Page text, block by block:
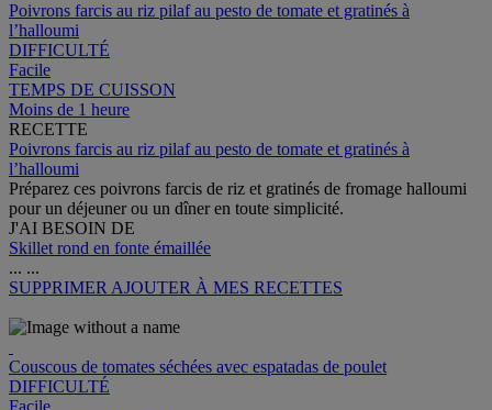
Poivrons farcis au riz pilaf au pesto de tomate et gratinés à
l’halloumi
DIFFICULTÉ
Facile
TEMPS DE CUISSON
Moins de 1 heure
RECETTE
Poivrons farcis au riz pilaf au pesto de tomate et gratinés à
l’halloumi
Préparez ces poivrons farcis de riz et gratinés de fromage halloumi
pour un déjeuner ou un dîner en toute simplicité.
J'AI BESOIN DE
Skillet rond en fonte émaillée
... ...
SUPPRIMER AJOUTER À MES RECETTES
Couscous de tomates séchées avec espatadas de poulet
DIFFICULTÉ